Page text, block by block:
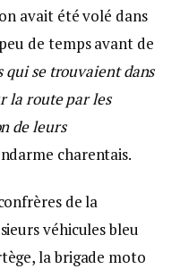
avait été volé dans
de temps avant de
qui se trouvaient dans
la route par les
de leurs
charentais.
de la
véhicules bleu
la brigade moto